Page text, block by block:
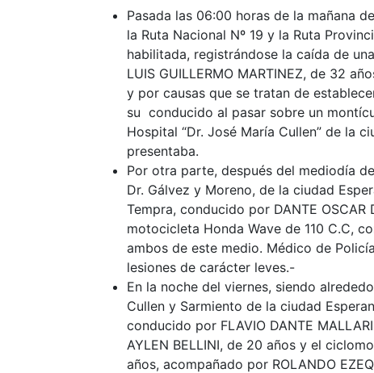
Pasada las 06:00 horas de la mañana
la Ruta Nacional Nº 19 y la Ruta
habilitada, registrándose la caída de
LUIS GUILLERMO MARTINEZ, de 32
y por causas que se tratan de
su conducido al pasar sobre un
Hospital “Dr. José María Cullen” de la
presentaba.
Por otra parte, después del mediodía
Dr. Gálvez y Moreno, de la ciudad
Tempra, conducido por DANTE
motocicleta Honda Wave de 110 C.C,
ambos de este medio. Médico de
lesiones de carácter leves.-
En la noche del viernes, siendo
Cullen y Sarmiento de la ciudad
conducido por FLAVIO DANTE
AYLEN BELLINI, de 20 años y el
años, acompañado por ROLANDO